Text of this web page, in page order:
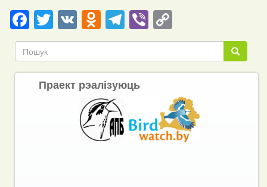
Facebook
Twitter
VKOdnoklassniki
Telegram
ViberCopy
Link Пошук
Пошук
Праект рэалізуюць